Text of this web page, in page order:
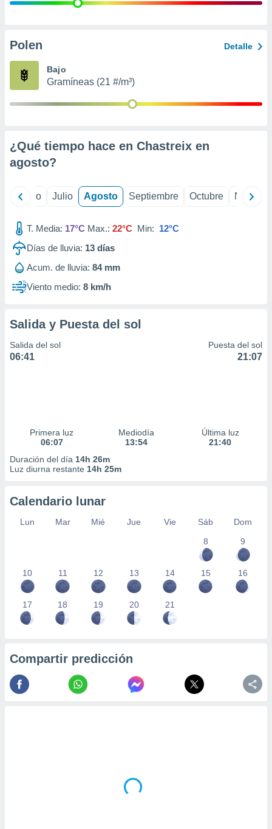
e
publicidad
Polen Detalle
Bajo
Gramíneas (21 #/m³)
¿Qué tiempo hace en Chastreix en
agosto?
Junio Julio Agosto Septiembre Octubre
T. Media: 17°C Max.: 22°C Min: 12°C
Días de lluvia: 13 días
Acum. de lluvia: 84 mm
Viento medio: 8 km/h
Salida y Puesta del sol
Salida del sol
06:41
Puesta del sol
21:07
Primera luz
06:07
Mediodía
13:54
Última luz
21:40
Duración del día 14h 26m
Luz diurna restante 14h 25m
Calendario lunar
Lun Mar Mié Jue Vie Sáb
Dom
8
9
10 11 12 13 14 15 16
17 18 19 20 21
Compartir predicción